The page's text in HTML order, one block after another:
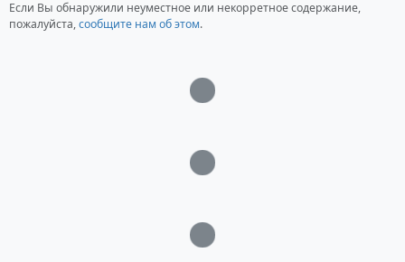
Если Вы обнаружили неуместное или некорретное содержание,
пожалуйста,сообщите нам об этом.
Загрузка...
Загрузка...
Загрузка...